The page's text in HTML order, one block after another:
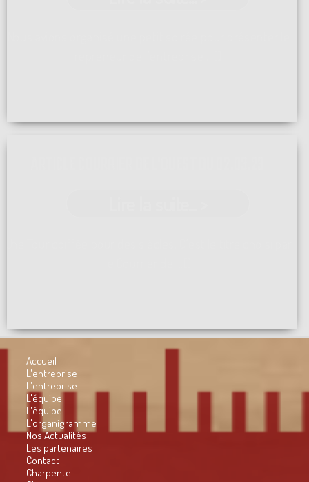
Accueil
L'entreprise
L'entreprise
L'équipe
L'équipe
L'organigramme
Nos Actualités
Les partenaires
Contact
Charpente